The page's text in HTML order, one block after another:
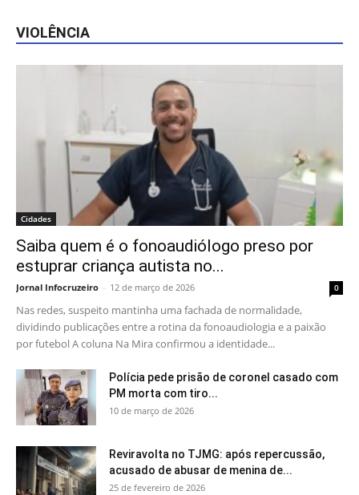
VIOLÊNCIA
Cidades
Saiba quem é o fonoaudiólogo preso por
estuprar criança autista no...
Jornal Infocruzeiro - 12 de março de 2026 0
Nas redes, suspeito mantinha uma fachada de normalidade,
dividindo publicações entre a rotina da fonoaudiologia e a paixão
por futebol A coluna Na Mira confirmou a identidade...
Polícia pede prisão de coronel casado com
PM morta com tiro...
10 de março de 2026
Reviravolta no TJMG: após repercussão,
acusado de abusar de menina de...
25 de fevereiro de 2026